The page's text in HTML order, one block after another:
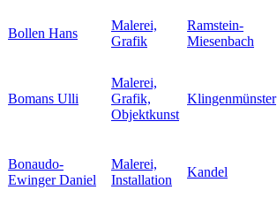
Bollen Hans
Malerei,
Grafik
Ramstein-
Miesenbach
Bomans Ulli
Malerei,
Grafik,
Objektkunst
Klingenmünster
Bonaudo-
Ewinger Daniel
Malerei,
Installation
Kandel